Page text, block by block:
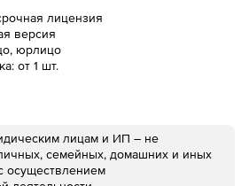
лицензия
версия
юрлицо
от 1 шт.
лицам и ИП – не
семейных, домашних и иных
осуществлением